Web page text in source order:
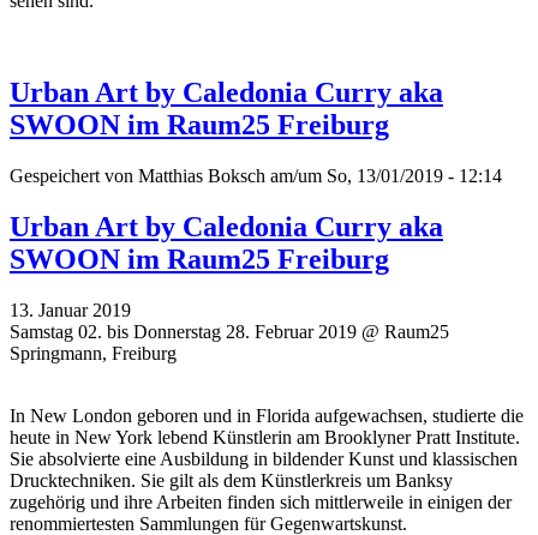
Urban Art by Caledonia Curry aka
SWOON im Raum25 Freiburg
Gespeichert von Matthias Boksch am/um So, 13/01/2019 - 12:14
Urban Art by Caledonia Curry aka
SWOON im Raum25 Freiburg
13. Januar 2019
Samstag 02. bis Donnerstag 28. Februar 2019 @ Raum25
Springmann, Freiburg
In New London geboren und in Florida aufgewachsen, studierte die
heute in New York lebend Künstlerin am Brooklyner Pratt Institute.
Sie absolvierte eine Ausbildung in bildender Kunst und klassischen
Drucktechniken. Sie gilt als dem Künstlerkreis um Banksy
zugehörig und ihre Arbeiten finden sich mittlerweile in einigen der
renommiertesten Sammlungen für Gegenwartskunst.